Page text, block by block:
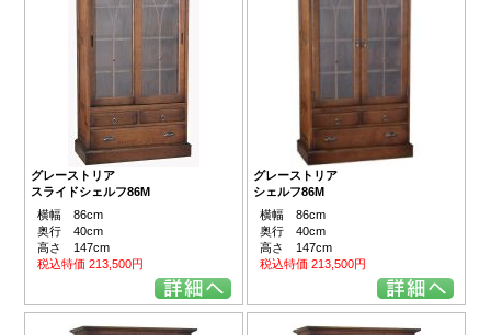
グレーストリア
スライドシェルフ86M
横幅 86cm
奥行 40cm
高さ 147cm
税込特価 213,500円
グレーストリア
シェルフ86M
横幅 86cm
奥行 40cm
高さ 147cm
税込特価 213,500円